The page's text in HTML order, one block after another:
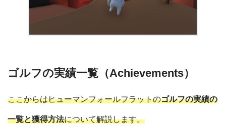
ゴルフの実績一覧（Achievements）
ここからはヒューマンフォールフラットのゴルフの実績の
一覧と獲得方法について解説します。